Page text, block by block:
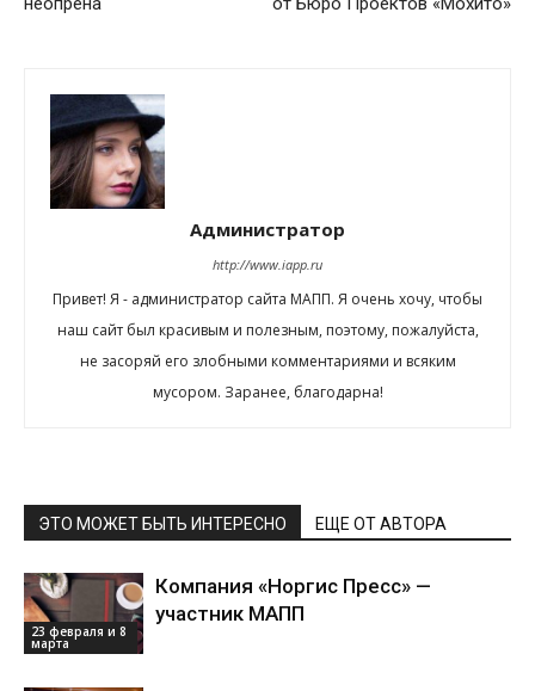
Администратор
http://www.iapp.ru
Привет! Я - администратор сайта МАПП. Я очень хочу, чтобы
наш сайт был красивым и полезным, поэтому, пожалуйста,
не засоряй его злобными комментариями и всяким
мусором. Заранее, благодарна!
ЭТО МОЖЕТ БЫТЬ ИНТЕРЕСНО ЕЩЕ ОТ АВТОРА
23 февраля и 8
марта
Компания «Норгис Пресс» —
участник МАПП